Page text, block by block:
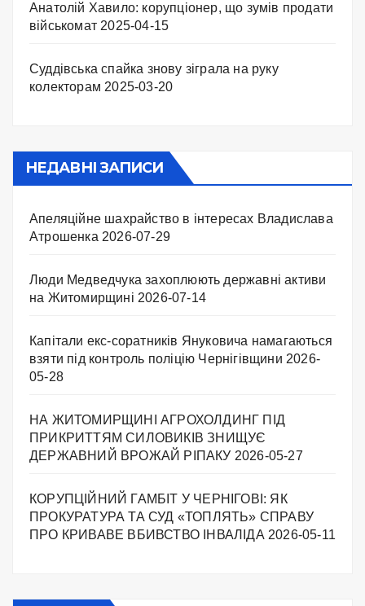
Анатолій Хавило: корупціонер, що зумів продати
військомат 2025-04-15
Суддівська спайка знову зіграла на руку
колекторам 2025-03-20
НЕДАВНІ ЗАПИСИ
Апеляційне шахрайство в інтересах Владислава
Атрошенка 2026-07-29
Люди Медведчука захоплюють державні активи
на Житомирщині 2026-07-14
Капітали екс-соратників Януковича намагаються
взяти під контроль поліцію Чернігівщини 2026-
05-28
НА ЖИТОМИРЩИНІ АГРОХОЛДИНГ ПІД
ПРИКРИТТЯМ СИЛОВИКІВ ЗНИЩУЄ
ДЕРЖАВНИЙ ВРОЖАЙ РІПАКУ ​ 2026-05-27
КОРУПЦІЙНИЙ ГАМБІТ У ЧЕРНІГОВІ: ЯК
ПРОКУРАТУРА ТА СУД «ТОПЛЯТЬ» СПРАВУ
ПРО КРИВАВЕ ВБИВСТВО ІНВАЛІДА 2026-05-11